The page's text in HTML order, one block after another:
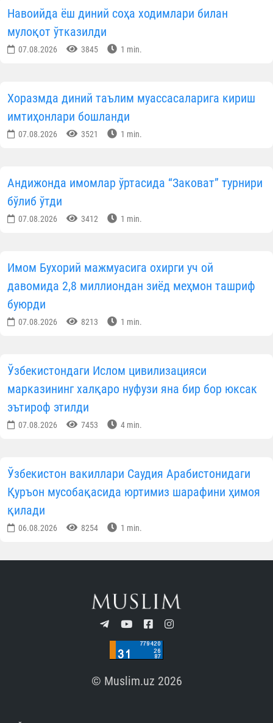
Навоийда ёш диний соҳа ходимлари билан
мулоқот ўтказилди
07.08.2026 3845 1 min.
Хоразмда диний таълим муассасаларига кириш
имтиҳонлари бошланди
07.08.2026 3521 1 min.
Андижонда имомлар ўртасида “Заковат” турнири
бўлиб ўтди
07.08.2026 3412 1 min.
Имом Бухорий мажмуасига охирги уч ой
давомида 2,8 миллиондан зиёд меҳмон ташриф
буюрди
07.08.2026 8213 1 min.
Ўзбекистондаги Ислом цивилизацияси
марказининг халқаро нуфузи яна бир бор юксак
эътироф этилди
07.08.2026 7453 4 min.
Ўзбекистон вакиллари Саудия Арабистонидаги
Қуръон мусобақасида юртимиз шарафини ҳимоя
қилади
06.08.2026 8254 1 min.
© Muslim.uz 2026